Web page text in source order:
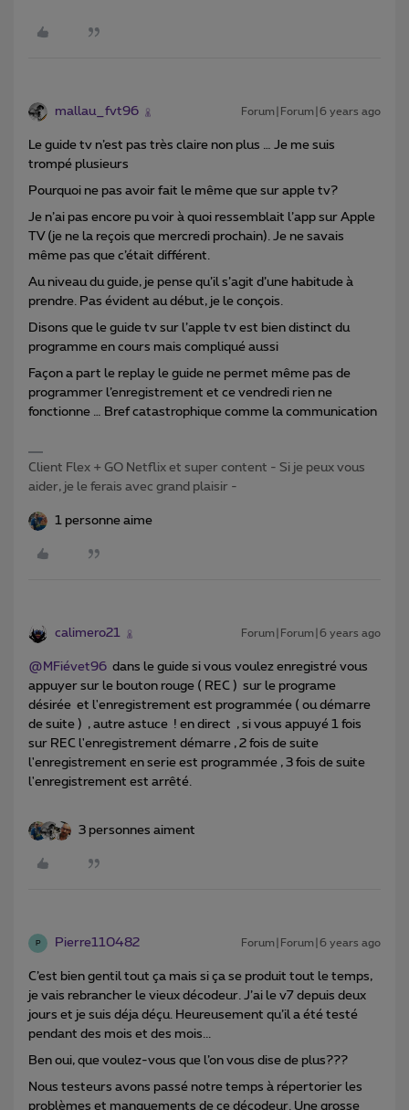
mallau_fvt96 Forum|Forum|6 years ago
Le guide tv n’est pas très claire non plus … Je me suis
trompé plusieurs
Pourquoi ne pas avoir fait le même que sur apple tv?
Je n’ai pas encore pu voir à quoi ressemblait l’app sur Apple
TV (je ne la reçois que mercredi prochain). Je ne savais
même pas que c’était différent.
Au niveau du guide, je pense qu’il s’agit d’une habitude à
prendre. Pas évident au début, je le conçois.
Disons que le guide tv sur l’apple tv est bien distinct du
programme en cours mais compliqué aussi
Façon a part le replay le guide ne permet même pas de
programmer l’enregistrement et ce vendredi rien ne
fonctionne … Bref catastrophique comme la communication
Client Flex + GO Netflix et super content - Si je peux vous
aider, je le ferais avec grand plaisir -
1 personne aime
calimero21 Forum|Forum|6 years ago
@MFiévet96 dans le guide si vous voulez enregistré vous
appuyer sur le bouton rouge ( REC ) sur le programe
désirée et l'enregistrement est programmée ( ou démarre
de suite ) , autre astuce ! en direct , si vous appuyé 1 fois
sur REC l'enregistrement démarre , 2 fois de suite
l'enregistrement en serie est programmée , 3 fois de suite
l'enregistrement est arrêté.
3 personnes aiment
P Pierre110482 Forum|Forum|6 years ago
C’est bien gentil tout ça mais si ça se produit tout le temps,
je vais rebrancher le vieux décodeur. J’ai le v7 depuis deux
jours et je suis déja déçu. Heureusement qu’il a été testé
pendant des mois et des mois...
Ben oui, que voulez-vous que l’on vous dise de plus???
Nous testeurs avons passé notre temps à répertorier les
problèmes et manquements de ce décodeur. Une grosse